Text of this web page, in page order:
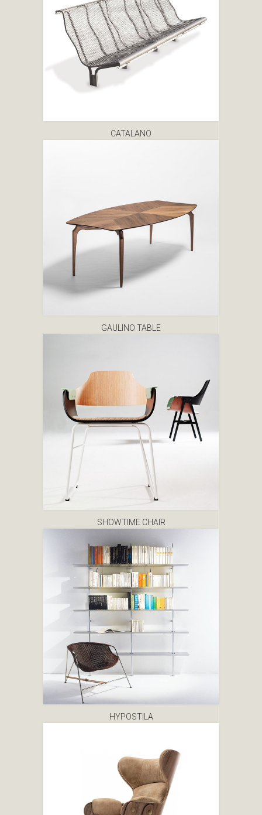
CATALANO
GAULINO TABLE
SHOWTIME CHAIR
HYPOSTILA